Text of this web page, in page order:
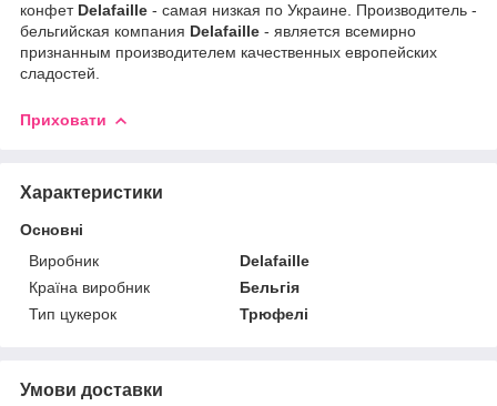
конфет Delafaille - самая низкая по Украине. Производитель -
бельгийская компания Delafaille - является всемирно
признанным производителем качественных европейских
сладостей.
Приховати
Характеристики
Основні
Виробник
Delafaille
Країна виробник
Бельгія
Тип цукерок
Трюфелі
Умови доставки